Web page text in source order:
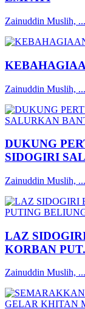
Zainuddin Muslih, ...
Zainuddin Muslih, ...
DUKUNG
SIDOGIRI
Zainuddin Muslih, ...
LAZ
KORBAN
Zainuddin Muslih, ...